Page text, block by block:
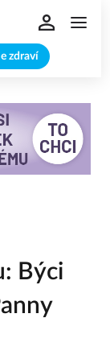
zdraví
Býci